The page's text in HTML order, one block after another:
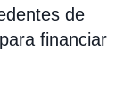
de
financiar